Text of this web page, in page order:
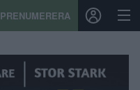
PRENUMERERA